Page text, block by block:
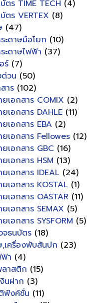
ตร TIME TECH (4)
ตร VERTEX (8)
(47)
ะดาษมือโยก (10)
ะดาษไฟฟ้า (37)
ร์ (7)
ด่วน (50)
าร (102)
ยเอกสาร COMIX (2)
ยเอกสาร DAHLE (11)
ยเอกสาร EBA (2)
ยเอกสาร Fellowes (12)
ยเอกสาร GBC (16)
เอกสาร HSM (13)
ยเอกสาร IDEAL (24)
ยเอกสาร KOSTAL (1)
เอกสาร OASTAR (11)
ยเอกสาร SEMAX (5)
เอกสาร SYSFORM (5)
จธนบัตร (18)
,เครื่องพับสันปก (23)
า (4)
าสติก (15)
นฝาก (3)
ฟังค์ชั่น (11)